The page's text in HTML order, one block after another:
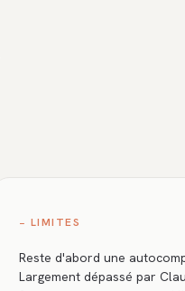
− LIMITES
Reste d'abord une
Largement dépassé par